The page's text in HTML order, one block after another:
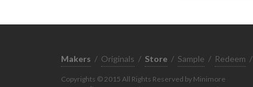
Makers / Originals / Store / Sample / Redeem /
Copyrights © 2015 All Rights Reserved by Minimore